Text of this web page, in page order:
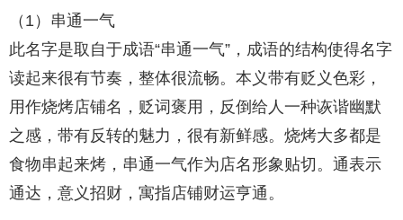
（1）串通一气
此名字是取自于成语“串通一气”，成语的结构使得名字
读起来很有节奏，整体很流畅。本义带有贬义色彩，
用作烧烤店铺名，贬词褒用，反倒给人一种诙谐幽默
之感，带有反转的魅力，很有新鲜感。烧烤大多都是
食物串起来烤，串通一气作为店名形象贴切。通表示
通达，意义招财，寓指店铺财运亨通。